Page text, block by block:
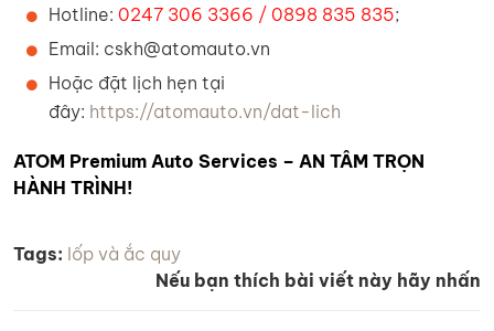
Hotline: 0247 306 3366 / 0898 835 835;
Email: cskh@atomauto.vn
Hoặc đặt lịch hẹn tại
đây: https://atomauto.vn/dat-lich
ATOM Premium Auto Services – AN TÂM TRỌN
HÀNH TRÌNH!
Tags: lốp và ắc quy
Nếu bạn thích bài viết này hãy nhấn